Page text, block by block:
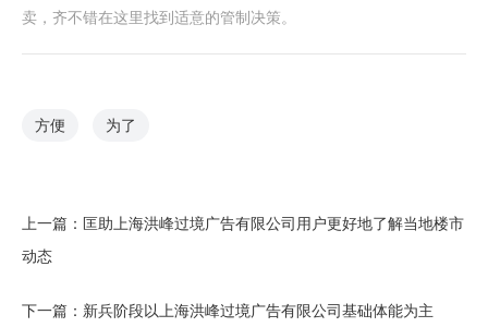
卖，齐不错在这里找到适意的管制决策。
方便 为了
上一篇： 匡助上海洪峰过境广告有限公司用户更好地了解当地楼市
动态
下一篇： 新兵阶段以上海洪峰过境广告有限公司基础体能为主